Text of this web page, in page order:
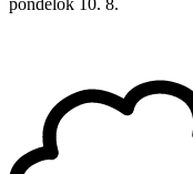
pondelok 10. 8.